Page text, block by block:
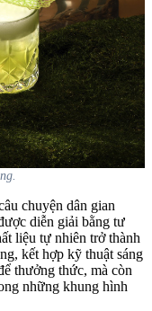
chuyện dân gian
diễn giải bằng tư
liệu tự nhiên trở thành
kết hợp kỹ thuật sáng
thưởng thức, mà còn
những khung hình